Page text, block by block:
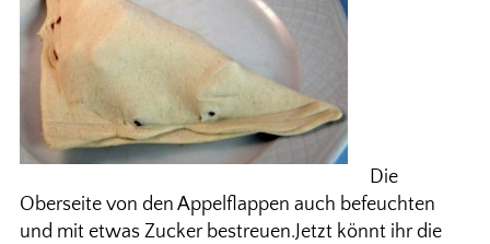
Die
Oberseite von den Appelflappen auch befeuchten
und mit etwas Zucker bestreuen.Jetzt könnt ihr die